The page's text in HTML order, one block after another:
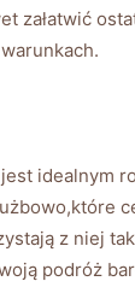
załatwić
idealnym
​z niej
podróż